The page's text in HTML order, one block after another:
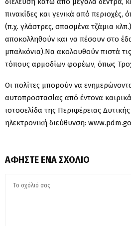
πινακίδες και γενικά από περιοχές,
(π.χ. γλάστρες, σπασμένα τζάμια
αποκολληθούν και να πέσουν στο
μπαλκόνια).Να ακολουθούν πιστά
τόπους αρμοδίων φορέων, όπως
Οι πολίτες μπορούν να
αυτοπροστασίας από έντονα
ιστοσελίδα της Περιφέρειας
ηλεκτρονική διεύθυνση:
ΑΦΉΣΤΕ ΈΝΑ ΣΧΌΛΙΟ